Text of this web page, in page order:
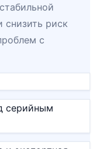
снизить риск
с
серийным